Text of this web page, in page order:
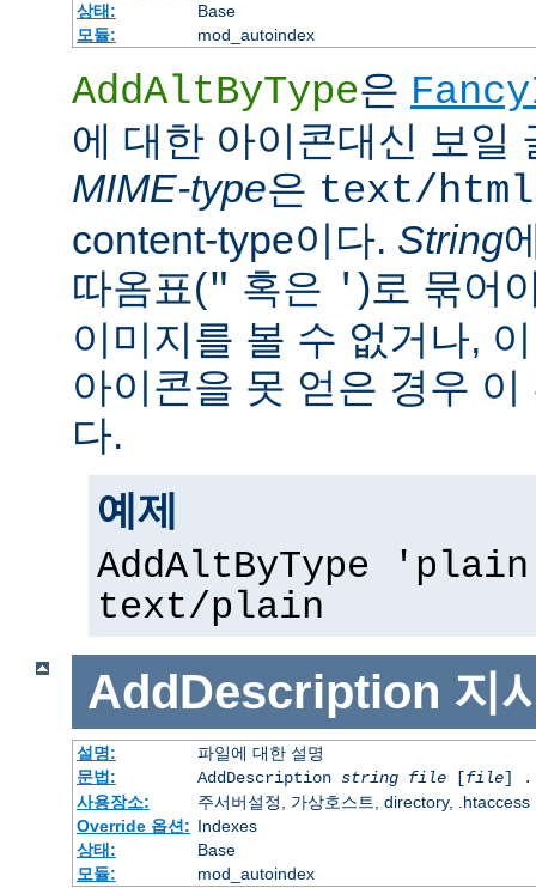
상태:
Base
모듈:
mod_autoindex
AddAltByType은
에 대한 아이콘대신 보일
MIME-type은 text/html
content-type이다. String
따옴표(" 혹은 ' )로 묶어
이미지를 볼 수 없거나,
아이콘을 못 얻은 경우
다.
예제
AddAltByType
text/plain
AddDescription 지
설명:
파일에 대한 설명
문법:
AddDescription string file[file]
사용장소:
주서버설정, 가상호스트, directory, .htaccess
Override 옵션: Indexes
상태:
Base
모듈:
mod_autoindex